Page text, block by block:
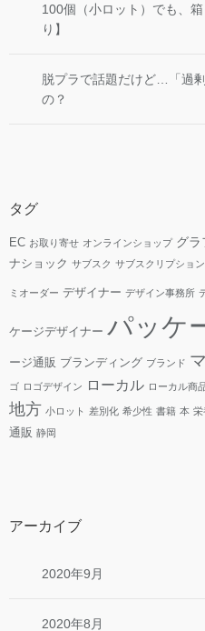
100個（小ロット）でも、
り】
脱プラで話題だけど…「過
の？
タグ
EC お取り寄せ オンラインショップ グラ
ナショック サブスク サブスクリプション
ミオーダー デザイナー デザイン事務所
ケージデザイナー パッケ
ージ通販 ブランディング ブランド
ゴ ロゴデザイン ローカル ローカル商
地方 小ロット 差別化 希少性 書籍 本 栄
通販 静岡
アーカイブ
2020年9月
2020年8月